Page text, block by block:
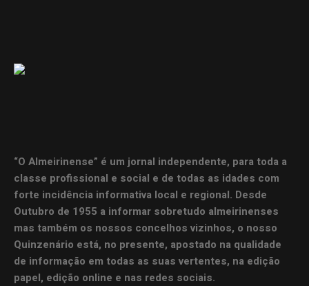
“O Almeirinense” é um jornal independente, para toda a
classe profissional e social e de todas as idades com
forte incidência informativa local e regional. Desde
Outubro de 1955 a informar sobretudo almeirinenses
mas também os nossos concelhos vizinhos, o nosso
Quinzenário está, no presente, apostado na qualidade
de informação em todas as suas vertentes, na edição
papel, edição online e nas redes sociais.